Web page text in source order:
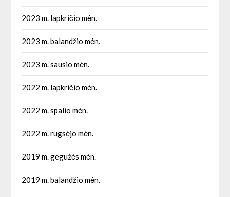
2023 m. lapkričio mėn.
2023 m. balandžio mėn.
2023 m. sausio mėn.
2022 m. lapkričio mėn.
2022 m. spalio mėn.
2022 m. rugsėjo mėn.
2019 m. gegužės mėn.
2019 m. balandžio mėn.